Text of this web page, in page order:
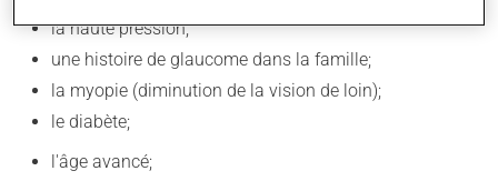
la haute pression;
une histoire de glaucome dans la famille;
la myopie (diminution de la vision de loin);
le diabète;
l'âge avancé;